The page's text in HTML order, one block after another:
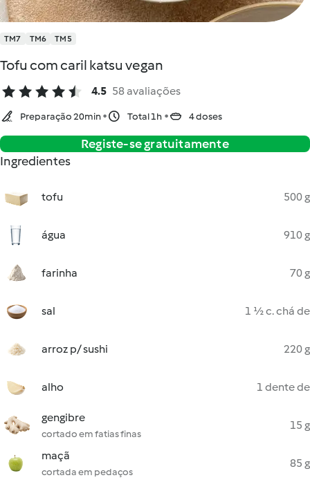
TM7 TM6 TM5
Tofu com caril katsu vegan
4.5 58 avaliações
Preparação 20min Total 1h 4 doses
Registe-se gratuitamente
Ingredientes
tofu 500 g
água 910 g
farinha 70 g
sal 1 ½ c. chá de
arroz p/ sushi 220 g
alho 1 dente de
gengibre
cortado em fatias finas
15 g
maçã
cortada em pedaços
85 g